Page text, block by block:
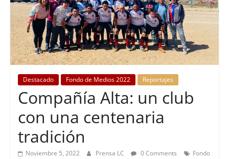
Destacado Fondo de Medios 2022 Reportajes
Compañía Alta: un club
con una centenaria
tradición
Noviembre 5, 2022 Prensa LC 0 Comments
Fondo